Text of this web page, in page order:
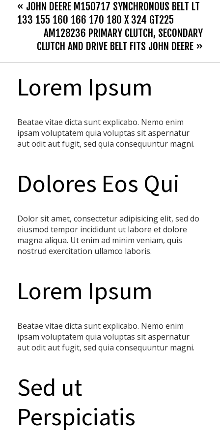
« JOHN DEERE M150717 SYNCHRONOUS BELT LT
133 155 160 166 170 180 X 324 GT225
AM128236 PRIMARY CLUTCH, SECONDARY
CLUTCH AND DRIVE BELT FITS JOHN DEERE »
Lorem Ipsum
Beatae vitae dicta sunt explicabo. Nemo enim
ipsam voluptatem quia voluptas sit aspernatur
aut odit aut fugit, sed quia consequuntur magni.
Dolores Eos Qui
Dolor sit amet, consectetur adipisicing elit, sed do
eiusmod tempor incididunt ut labore et dolore
magna aliqua. Ut enim ad minim veniam, quis
nostrud exercitation ullamco laboris.
Lorem Ipsum
Beatae vitae dicta sunt explicabo. Nemo enim
ipsam voluptatem quia voluptas sit aspernatur
aut odit aut fugit, sed quia consequuntur magni.
Sed ut
Perspiciatis